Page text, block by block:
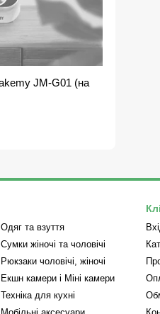
JM-G01 (на
Одяг та взуття
Сумки жіночі та чоловічі
Рюкзаки чоловічі, жіночі
Екшн камери і Міні камери
Техніка для кухні